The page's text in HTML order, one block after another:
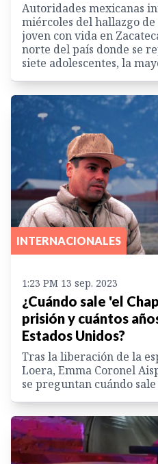
Autoridades mexicanas
miércoles del hallazgo de
joven con vida en
norte del país donde se
siete adolescentes, la
INTERNACIONALES
1:23 PM 13 sep. 2023
¿Cuándo sale 'el
prisión y cuántos
Estados Unidos?
Tras la liberación de la
Loera, Emma Coronel
se preguntan cuándo